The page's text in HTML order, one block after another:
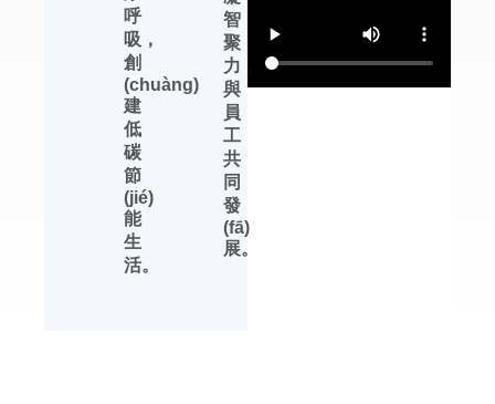
管理等方面，都有領
先行業(yè)的發(fā)展
優(yōu)勢。
杭州川田電器擁有自
主品牌，中文標識
【友川】，英文標識
【YOTREE】。川田
電器——核心產
(chǎn)品 川田電器目
前專業(yè)生產
(chǎn)除濕機、加濕
呼
吸，
創
(chuàng)
建
低
碳
節
(jié)
能
生
活。
智
聚
力，
與
員
工
共
同
發
(fā)
展。